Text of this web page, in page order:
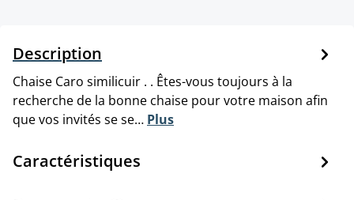
Description
Chaise Caro similicuir . . Êtes-vous toujours à la
recherche de la bonne chaise pour votre maison afin
que vos invités se se… Plus
Caractéristiques